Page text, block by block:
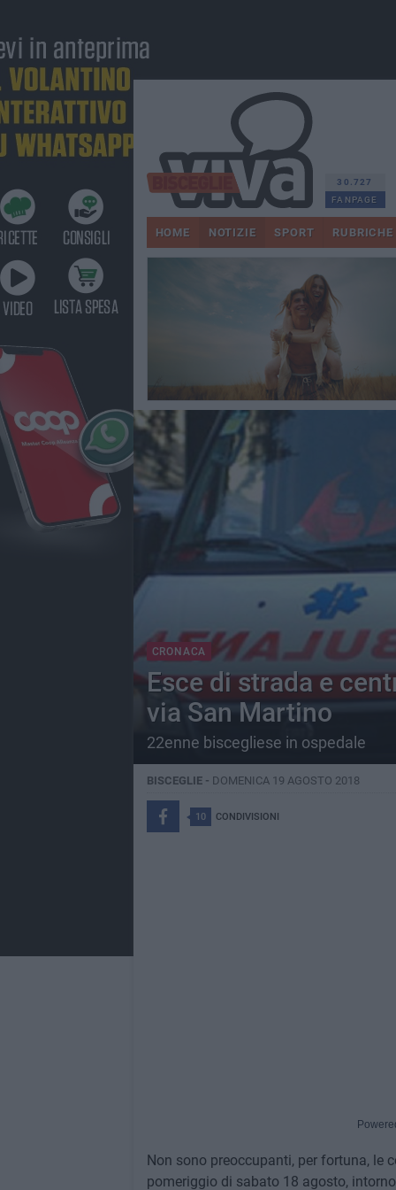
30.727
FANPAGE
HOME NOTIZIE SPORT RUBRICHE
CRONACA
Esce di strada e
via San Martino
22enne biscegliese in ospedale
BISCEGLIE - DOMENICA 19 AGOSTO 2018
10 CONDIVISIONI
Non sono preoccupanti, per fortuna, le
pomeriggio di sabato 18 agosto,